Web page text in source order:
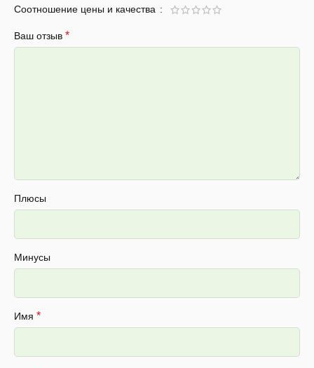
Соотношение цены и качества
Ваш отзыв *
Плюсы
Минусы
Имя *